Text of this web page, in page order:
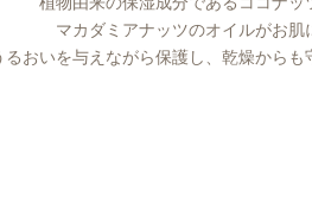
マカダミアナッツのオイルがお肌
るおいを与えながら保護し、乾燥からも